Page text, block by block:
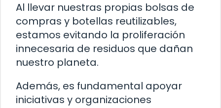
Al llevar nuestras propias bolsas de
compras y botellas reutilizables,
estamos evitando la proliferación
innecesaria de residuos que dañan
nuestro planeta.
Además, es fundamental apoyar
iniciativas y organizaciones